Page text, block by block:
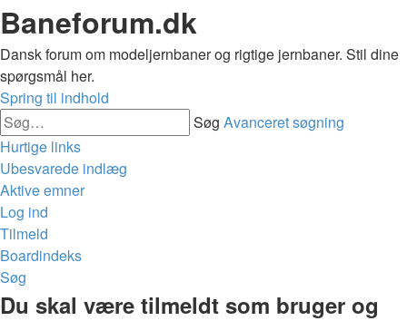
Baneforum.dk
Dansk forum om modeljernbaner og rigtige jernbaner. Stil dine
spørgsmål her.
Spring til indhold
Søg Avanceret søgning
Hurtige links
Ubesvarede indlæg
Aktive emner
Log ind
Tilmeld
Boardindeks
Søg
Du skal være tilmeldt som bruger og